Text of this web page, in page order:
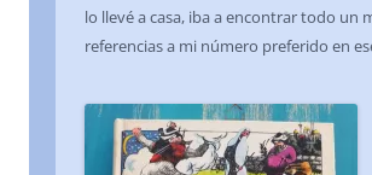
lo llevé a casa, iba a encontrar todo un
referencias a mi número preferido en